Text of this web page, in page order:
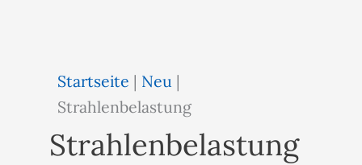
Startseite | Neu |
Strahlenbelastung
Strahlenbelastung